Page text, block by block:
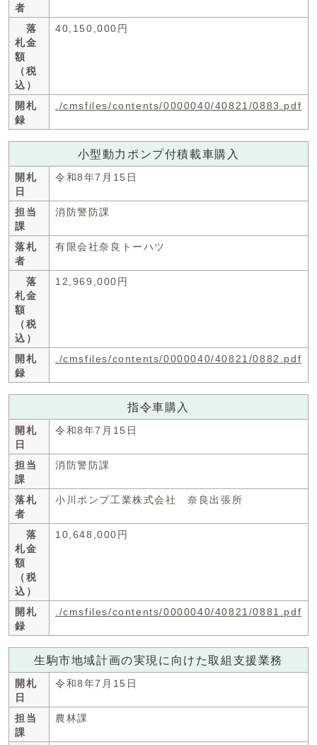
者
落
札金
額
（税
込）
40,150,000円
開札
録
./cmsfiles/contents/0000040/40821/0883.pdf
小型動力ポンプ付積載車購入
開札
日
令和8年7月15日
担当
課
消防警防課
落札
者
有限会社奈良トーハツ
落
札金
額
（税
込）
12,969,000円
開札
録
./cmsfiles/contents/0000040/40821/0882.pdf
指令車購入
開札
日
令和8年7月15日
担当
課
消防警防課
落札
者
小川ポンプ工業株式会社 奈良出張所
落
札金
額
（税
込）
10,648,000円
開札
録
./cmsfiles/contents/0000040/40821/0881.pdf
生駒市地域計画の実現に向けた取組支援業務
開札
日
令和8年7月15日
担当
課
農林課